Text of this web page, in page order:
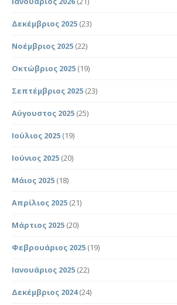
Δεκέμβριος 2025 (23)
Νοέμβριος 2025 (22)
Οκτώβριος 2025 (19)
Σεπτέμβριος 2025 (23)
Αύγουστος 2025 (25)
Ιούλιος 2025 (19)
Ιούνιος 2025 (20)
Μάιος 2025 (18)
Απρίλιος 2025 (21)
Μάρτιος 2025 (20)
Φεβρουάριος 2025 (19)
Ιανουάριος 2025 (22)
Δεκέμβριος 2024(24)